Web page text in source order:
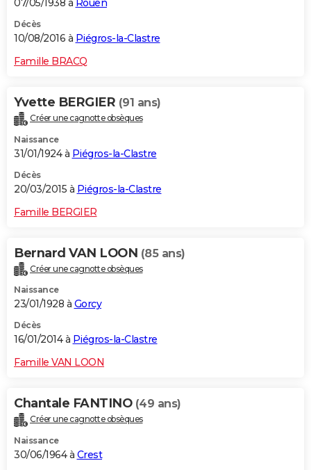
07/05/1938 à Rouen
Décès
10/08/2016 à Piégros-la-Clastre
Famille BRACQ
Yvette BERGIER (91 ans)
Créer une cagnotte obsèques
Naissance
31/01/1924 à Piégros-la-Clastre
Décès
20/03/2015 à Piégros-la-Clastre
Famille BERGIER
Bernard VAN LOON (85 ans)
Créer une cagnotte obsèques
Naissance
23/01/1928 à Gorcy
Décès
16/01/2014 à Piégros-la-Clastre
Famille VAN LOON
Chantale FANTINO (49 ans)
Créer une cagnotte obsèques
Naissance
30/06/1964 à Crest